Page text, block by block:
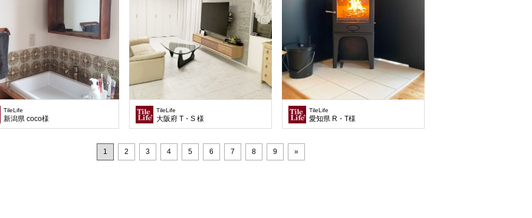
TileLife
新潟県 coco様
TileLife
大阪府 T・S 様
TileLife
愛知県 R・T様
1 2 3 4 5 6 7 8 9 »